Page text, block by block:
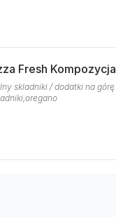
Fresh Kompozycja
skladniki / dodatki na górę